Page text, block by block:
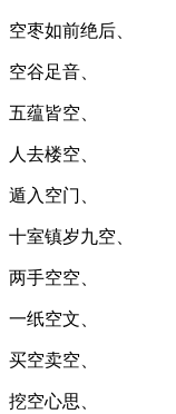
空枣如前绝后、
空谷足音、
五蕴皆空、
人去楼空、
遁入空门、
十室镇岁九空、
两手空空、
一纸空文、
买空卖空、
挖空心思、